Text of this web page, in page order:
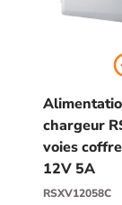
chargeur
voies
12V 5A
RSXV12058C